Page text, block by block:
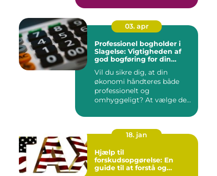
03. apr
Professionel bogholder i
Slagelse: Vigtigheden af
god bogføring for din
Vil du sikre dig, at din
økonomi håndteres både
professionelt og
omhyggeligt? At vælge den
18. jan
Hjælp til
forskudsopgørelse: En
guide til at forstå og